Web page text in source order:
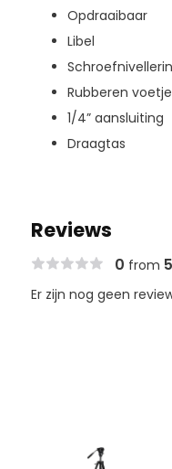
Opdraaibaar
Libel
Rubberen
1/4” aansluiting
Draagtas
Reviews
0 from 5
Er zijn nog geen